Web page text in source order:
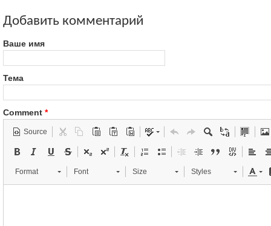
Добавить комментарий
Ваше имя
Тема
Comment *
Source
Format Font Size Styles